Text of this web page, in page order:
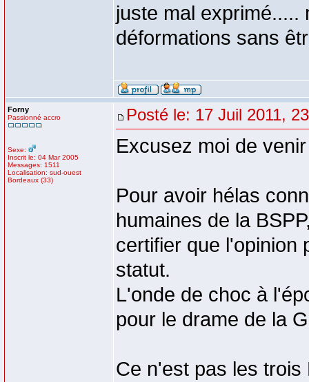
juste mal
déformations sans
Forny
Passionné accro
Sexe:
Inscrit le: 04 Mar 2005
Messages: 1511
Localisation: sud-ouest
Bordeaux (33)
Posté le: 17 Juil 2011,
Excusez moi de
Pour avoir hélas
humaines de la
certifier que l'opinion
statut.
L'onde de choc à
pour le drame de la
Ce n'est pas les trois